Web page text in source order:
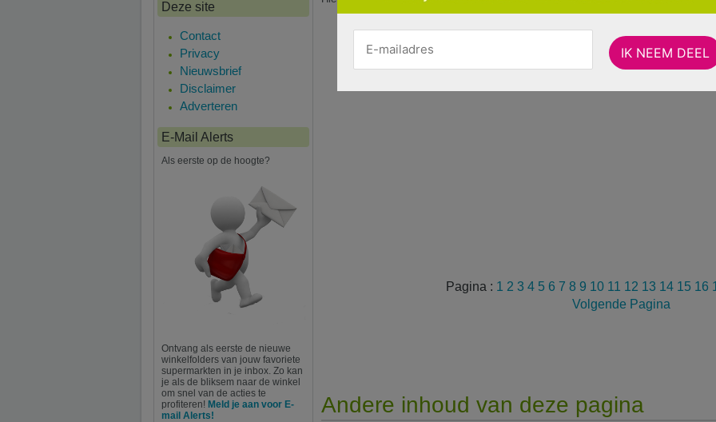
Pagina : 1 2 3 4 5 6 7 8 9 10 11 12 13 14 15 16
Volgende Pagina
Andere inhoud van deze pagina
Deze site
Contact
Privacy
Nieuwsbrief
Disclaimer
Adverteren
E-Mail Alerts
Als eerste op de hoogte?
Ontvang als eerste de nieuwe
winkelfolders van jouw favoriete
supermarkten in je inbox. Zo kan
je als de bliksem naar de winkel
om snel van de acties te
profiteren! Meld je aan voor E-
mail Alerts!